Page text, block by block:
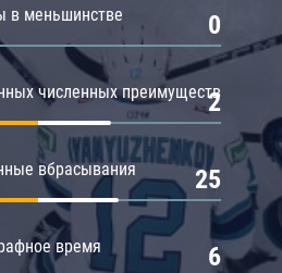
в меньшинстве 0
численных преимуществ
2
вбрасывания 25
время 6